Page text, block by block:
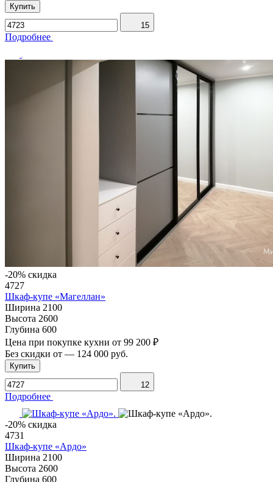
Купить
15
Подробнее
-20% скидка
4727
Шкаф-купе «Магеллан»
Ширина 2100
Высота 2600
Глубина 600
Цена при покупке кухни от 99 200 ₽
Без скидки от — 124 000 руб.
Купить
12
Подробнее
-20% скидка
4731
Шкаф-купе «Ардо»
Ширина 2100
Высота 2600
Глубина 600